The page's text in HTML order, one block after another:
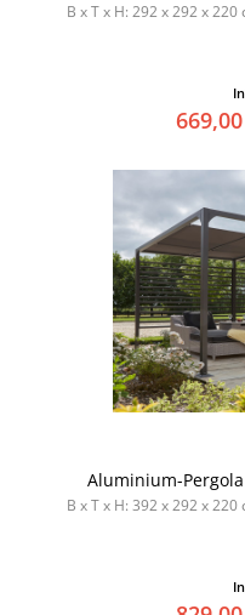
B x T x H: 292 x 292 x
Aluminium-
B x T x H: 392 x 292 x